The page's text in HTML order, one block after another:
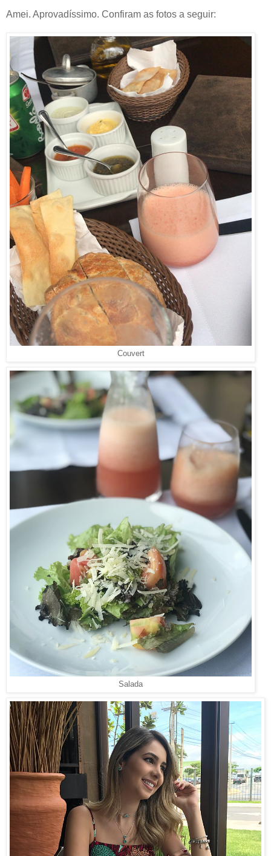
Amei. Aprovadíssimo. Confiram as fotos a seguir:
Couvert
Salada